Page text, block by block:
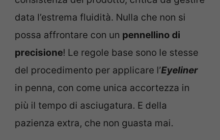
data l’estrema fluidità. Nulla che non si
possa affrontare con un pennellino di
precisione! Le regole base sono le stesse
del procedimento per applicare l’Eyeliner
in penna, con come unica accortezza in
più il tempo di asciugatura. E della
pazienza extra, che non guasta mai.